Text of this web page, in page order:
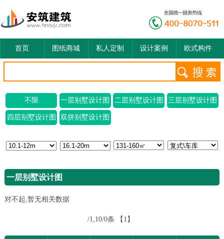
首页 图纸商城 私人定制 设计案例 欧式构件
不限 一层别墅设计图 二层别墅设计图 三层别墅设计图
四层别墅设计图 双拼别墅设计图
一层别墅设计图
对不起,暂无相关数据
/1,10/0条 【1】